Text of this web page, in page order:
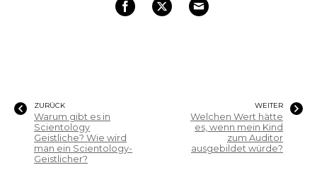
ZURÜCK
Warum gibt es in
Scientology
Geistliche? Wie wird
man ein Scientology-
Geistlicher?
WEITER
Welchen Wert hätte
es, wenn mein Kind
zum Auditor
ausgebildet würde?